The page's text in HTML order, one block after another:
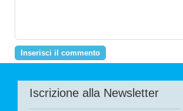
Iscrizione alla Newsletter